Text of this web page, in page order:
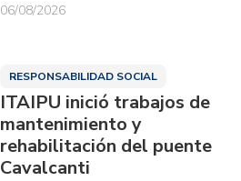
06/08/2026
RESPONSABILIDAD SOCIAL
ITAIPU inició trabajos de
mantenimiento y
rehabilitación del puente
Cavalcanti